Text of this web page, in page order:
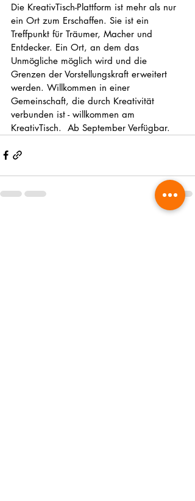
Die KreativTisch-Plattform ist mehr als nur
ein Ort zum Erschaffen. Sie ist ein
Treffpunkt für Träumer, Macher und
Entdecker. Ein Ort, an dem das
Unmögliche möglich wird und die
Grenzen der Vorstellungskraft erweitert
werden. Willkommen in einer
Gemeinschaft, die durch Kreativität
verbunden ist - willkommen am
KreativTisch.  Ab September Verfügbar.